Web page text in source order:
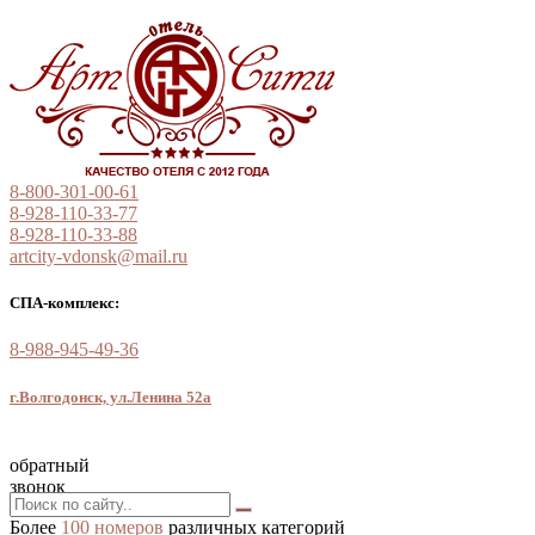
8-800-301-00-61
8-928-110-33-77
8-928-110-33-88
artcity-vdonsk@mail.ru
СПА-комплекс:
8-988-945-49-36
г.Волгодонск, ул.Ленина 52а
обратный
звонок
Более 100 номеров различных категорий